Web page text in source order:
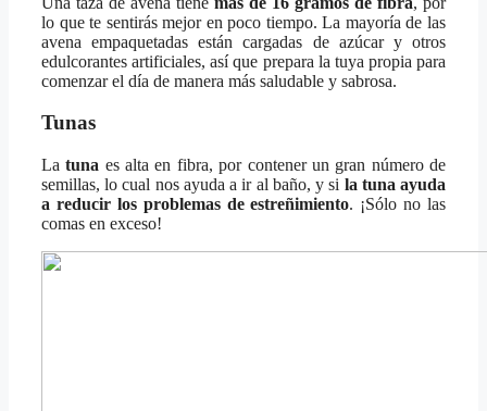
lo que te sentirás mejor en poco tiempo. La mayoría de las
avena empaquetadas están cargadas de azúcar y otros
edulcorantes artificiales, así que prepara la tuya propia para
comenzar el día de manera más saludable y sabrosa.
Tunas
Latuna es alta en fibra, por contener un gran número de
semillas, lo cual nos ayuda a ir al baño, y si la tuna ayuda
a reducir los problemas de estreñimiento. ¡Sólo no las
comas en exceso!